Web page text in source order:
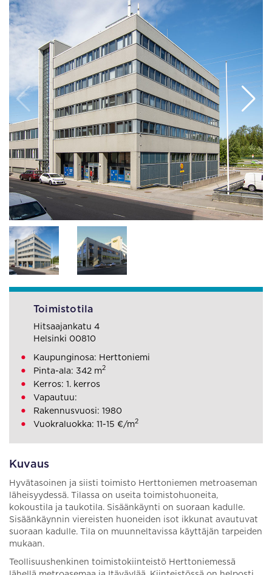
Kuvaus
Hyvätasoinen ja siisti toimisto Herttoniemen metroaseman
läheisyydessä. Tilassa on useita toimistohuoneita,
kokoustila ja taukotila. Sisäänkäynti on suoraan kadulle.
Sisäänkäynnin viereisten huoneiden isot ikkunat avautuvat
suoraan kadulle. Tila on muunneltavissa käyttäjän tarpeiden
mukaan.
Teollisuushenkinen toimistokiinteistö Herttoniemessä
Toimistotila
Hitsaajankatu 4
Helsinki 00810
Kaupunginosa: Herttoniemi
Pinta-ala: 342 m2
Kerros: 1. kerros
Vapautuu:
Rakennusvuosi: 1980
Vuokraluokka: 11-15 €/m2